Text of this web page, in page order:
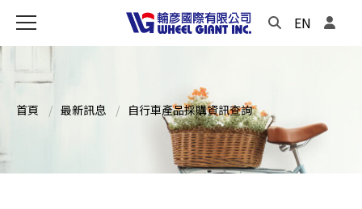
EN
首頁 最新訊息 自行車產品採購資訊查詢